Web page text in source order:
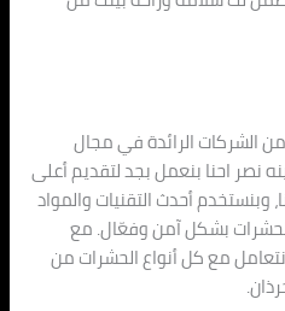
من الشركات الرائدة في مجال
نصر احنا بنعمل بجد لتقديم أعلى
وبنستخدم أحدث التقنيات والمواد
بشكل آمن وفعّال. مع
نتعامل مع كل أنواع الحشرات من